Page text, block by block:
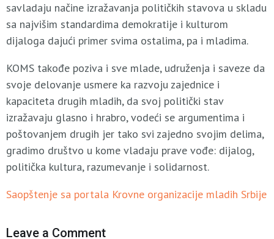
savladaju načine izražavanja političkih stavova u skladu
sa najvišim standardima demokratije i kulturom
dijaloga dajući primer svima ostalima, pa i mladima.
KOMS takođe poziva i sve mlade, udruženja i saveze da
svoje delovanje usmere ka razvoju zajednice i
kapaciteta drugih mladih, da svoj politički stav
izražavaju glasno i hrabro, vodeći se argumentima i
poštovanjem drugih jer tako svi zajedno svojim delima,
gradimo društvo u kome vladaju prave vođe: dijalog,
politička kultura, razumevanje i solidarnost.
Saopštenje sa portala Krovne organizacije mladih Srbije
Leave a Comment